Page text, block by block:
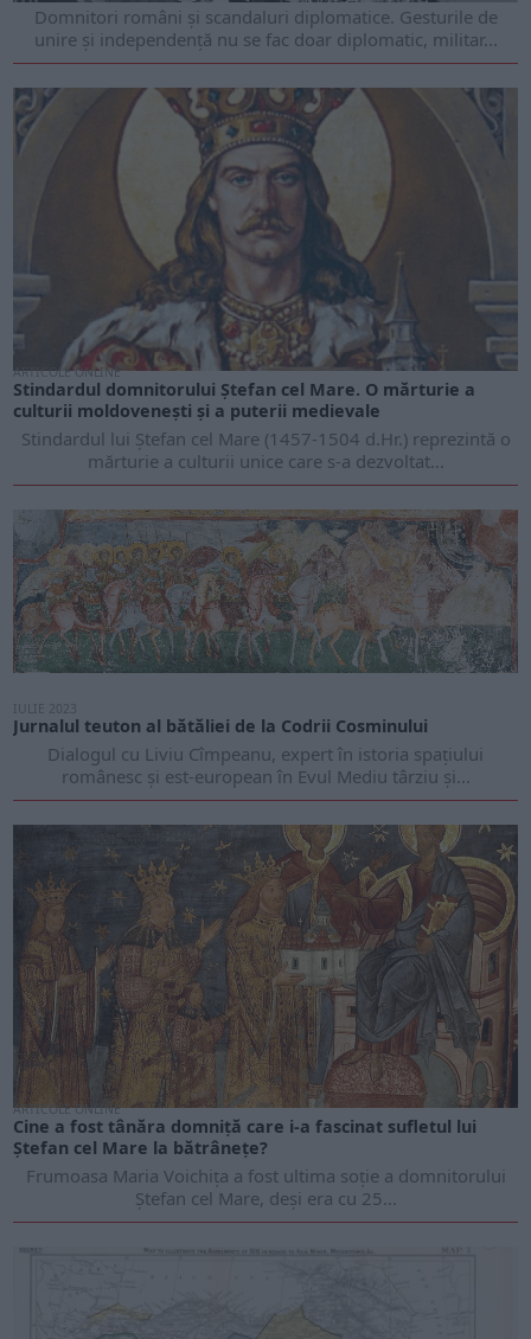
Domnitori români și scandaluri diplomatice. Gesturile de
unire și independență nu se fac doar diplomatic, militar...
ARTICOLE ONLINE
Stindardul domnitorului Ștefan cel Mare. O mărturie a
culturii moldovenești și a puterii medievale
Stindardul lui Ștefan cel Mare (1457-1504 d.Hr.) reprezintă o
mărturie a culturii unice care s-a dezvoltat...
IULIE 2023
Jurnalul teuton al bătăliei de la Codrii Cosminului
Dialogul cu Liviu Cîmpeanu, expert în istoria spațiului
românesc și est-european în Evul Mediu târziu și...
ARTICOLE ONLINE
Cine a fost tânăra domniță care i-a fascinat sufletul lui
Ștefan cel Mare la bătrânețe?
Frumoasa Maria Voichița a fost ultima soție a domnitorului
Ștefan cel Mare, deși era cu 25...